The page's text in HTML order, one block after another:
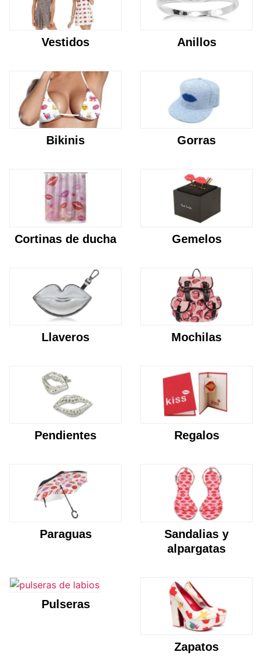
Vestidos Anillos
Bikinis Gorras
Cortinas de ducha Gemelos
Llaveros Mochilas
Pendientes Regalos
Paraguas
Sandalias y
alpargatas
Pulseras
Zapatos